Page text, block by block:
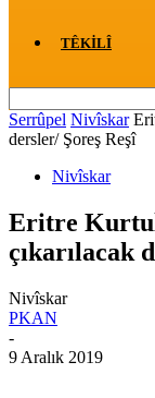
TÊKILÎ
Serrûpel Nivîskar
dersler/ Şoreş Reşî
Nivîskar
Eritre
çıkarılacak
Nivîskar
PKAN
-
9 Aralık 2019